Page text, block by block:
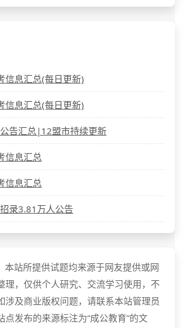
信息汇总(每日更新)
信息汇总(每日更新)
告汇总|12盟市持续更新
信息汇总
信息汇总
录3.81万人公告
本站所提供试题均来源于网友提供或网
理，仅供个人研究、交流学习使用，不
涉及商业版权问题，请联系本站管理员
发布的来源标注为“成公教育”的文